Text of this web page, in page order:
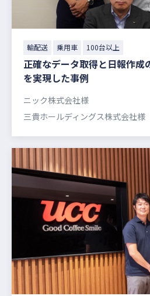
輸配送 乗用車 100台以上
正確なデータ取得と日報作成
を実現した事例
ニック株式会社様
三貴ホールディングス株式会社様